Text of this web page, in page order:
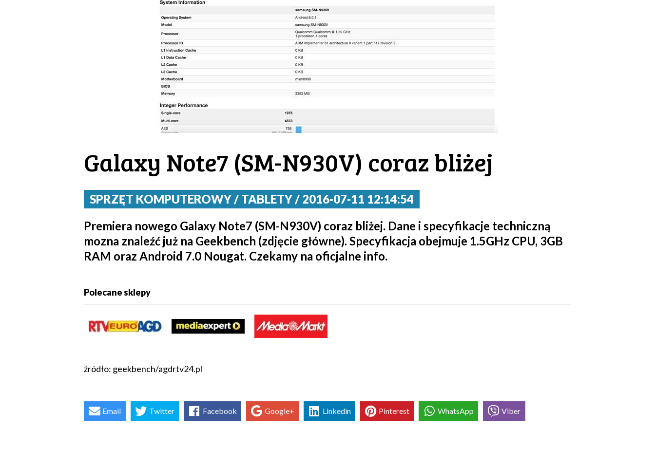
Galaxy Note7 (SM-N930V) coraz bliżej
SPRZĘT KOMPUTEROWY / TABLETY / 2016-07-11 12:14:54
Premiera nowego Galaxy Note7 (SM-N930V) coraz bliżej. Dane i specyfikacje techniczną
mozna znaleźć już na Geekbench (zdjęcie główne). Specyfikacja obejmuje 1.5GHz CPU, 3GB
RAM oraz Android 7.0 Nougat. Czekamy na oficjalne info.
Polecane sklepy
źródło: geekbench/agdrtv24.pl
Email Twitter Facebook Google+ Linkedin Pinterest WhatsApp Viber